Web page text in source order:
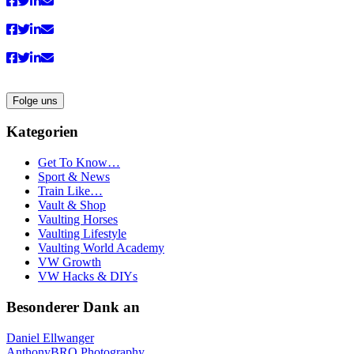
Folge uns
Kategorien
Get To Know…
Sport & News
Train Like…
Vault & Shop
Vaulting Horses
Vaulting Lifestyle
Vaulting World Academy
VW Growth
VW Hacks & DIYs
Besonderer Dank an
Daniel Ellwanger